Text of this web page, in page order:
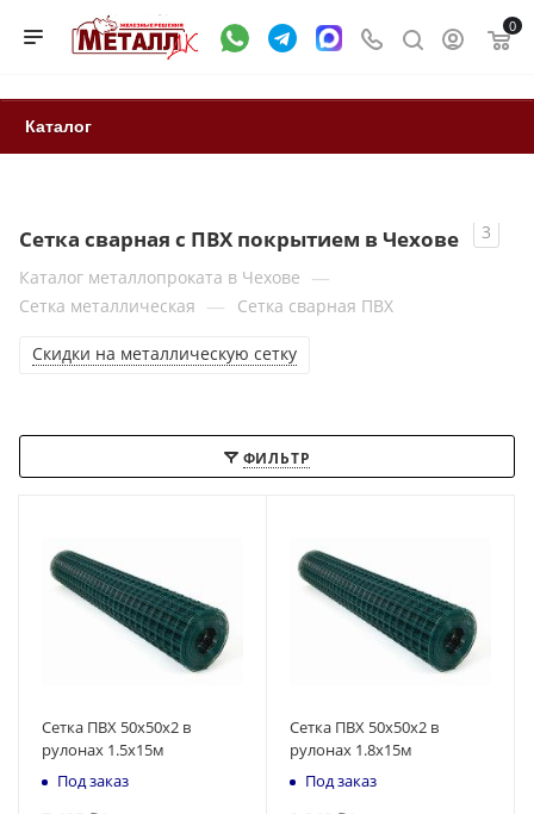
0
Каталог
Сетка сварная с ПВХ покрытием в Чехове
3
Каталог металлопроката в Чехове —
Сетка металлическая — Сетка сварная ПВХ
Скидки на металлическую сетку
ФИЛЬТР
Сетка ПВХ 50х50х2 в
рулонах 1.5х15м
Под заказ
Сетка ПВХ 50х50х2 в
рулонах 1.8х15м
Под заказ